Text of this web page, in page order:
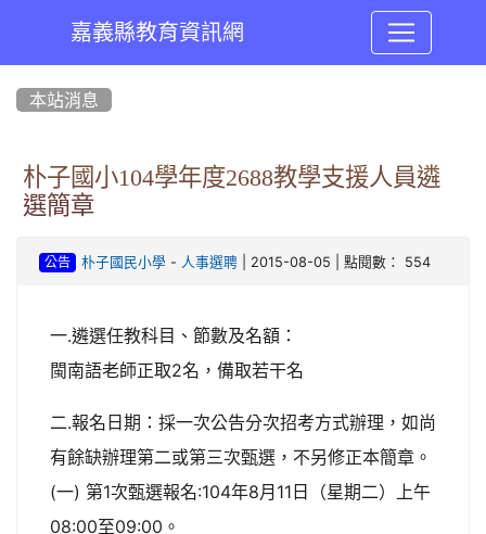
嘉義縣教育資訊網
本站消息
朴子國小104學年度2688教學支援人員遴
選簡章
公告 朴子國民小學- 人事選聘| 2015-08-05 | 點閱數： 554
一.遴選任教科目、節數及名額：
閩南語老師正取2名，備取若干名
二.報名日期：採一次公告分次招考方式辦理，如尚
有餘缺辦理第二或第三次甄選，不另修正本簡章。
(一) 第1次甄選報名:104年8月11日（星期二）上午
08:00至09:00。